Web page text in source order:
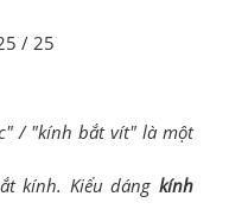
/ 25
/ "kính bắt vít" là một
kính. Kiểu dáng kính